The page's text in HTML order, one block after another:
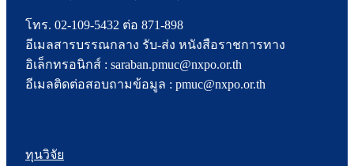
โทร. 02-109-5432 ต่อ 871-898
อีเมลสารบรรณกลาง รับ-ส่ง หนังสือราชการทาง
อิเล็กทรอนิกส์ : saraban.pmuc@nxpo.or.th
อีเมลติดต่อสอบถามข้อมูล : pmuc@nxpo.or.th
ทุนวิจัย